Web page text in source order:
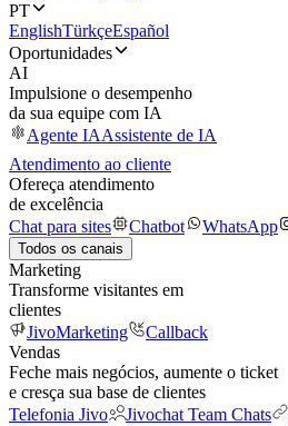
PT
EnglishTürkçeEspañol
Oportunidades
AI
Impulsione o desempenho
da sua equipe com IA
Agente IAAssistente de IA
Atendimento ao cliente
Ofereça atendimento
de excelência
Chat para sites
Chatbot WhatsApp
Todos os canais
Marketing
Transforme visitantes em
clientes
JivoMarketing
Callback
Vendas
Feche mais negócios, aumente o ticket
e cresça sua base de clientes
Telefonia Jivo
Jivochat Team Chats